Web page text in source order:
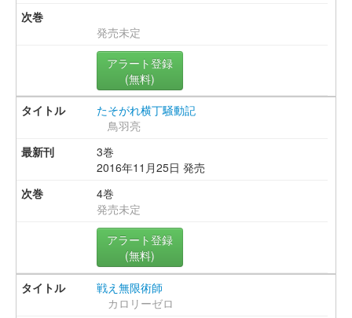
発売未定
アラート登録
(無料)
たそがれ横丁騒動記
鳥羽亮
3巻
2016年11月25日 発売
4巻
発売未定
アラート登録
(無料)
戦え無限術師
カロリーゼロ